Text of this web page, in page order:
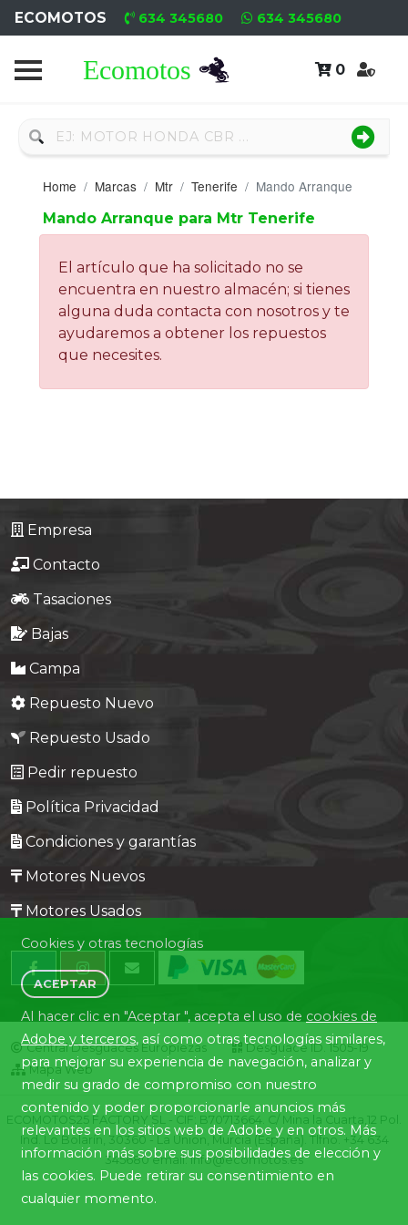
ECOMOTOS 634 345680 634 345680
0
Home
Nuevo
Neumáticos
Campa
Motores
Nuevos
Motores
Usados
Empresa
Contacto
Home Marcas Mtr Tenerife Mando Arranque
Mando Arranque para Mtr Tenerife
El artículo que ha solicitado no se
encuentra en nuestro almacén; si tienes
alguna duda contacta con nosotros y te
ayudaremos a obtener los repuestos
que necesites.
Empresa
Contacto
Tasaciones
Bajas
Campa
Repuesto Nuevo
Repuesto Usado
Pedir repuesto
Política Privacidad
Condiciones y garantías
Motores Nuevos
Motores Usados
Central Desguaces Europiezas
Desguace ID. 1505-19
Mapa Web
ECOMOTOS25 FACTORY SL - CIF: B70713664. C/ Mina la Cuarta,12 Pol.
Ind. Lo Bolarín, 30360 - La Union, Murcia (España). Tlfno. +34 634
345680 email: info@ecomotos.es
Cookies y otras tecnologías
ACEPTAR
Al hacer clic en "Aceptar ", acepta el uso de cookies de
Adobe y terceros, así como otras tecnologías similares,
para mejorar su experiencia de navegación, analizar y
medir su grado de compromiso con nuestro
contenido y poder proporcionarle anuncios más
relevantes en los sitios web de Adobe y en otros. Más
información más sobre sus posibilidades de elección y
las cookies. Puede retirar su consentimiento en
cualquier momento.